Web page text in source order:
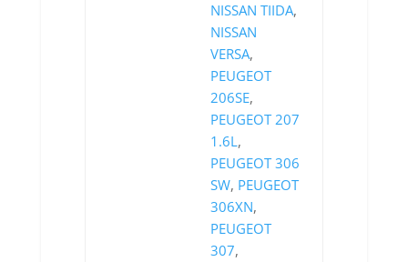
NISSAN TIIDA,
NISSAN
VERSA,
PEUGEOT
206SE,
PEUGEOT 207
1.6L,
PEUGEOT 306
SW, PEUGEOT
306XN,
PEUGEOT
307,